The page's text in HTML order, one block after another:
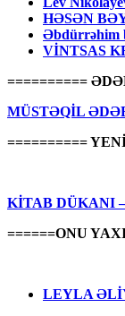
HƏSƏN
Əbdürrəhim
VİNTSAS
==========
MÜSTƏQİL
==========
KİTAB DÜKANI
======ONU
LEYLA